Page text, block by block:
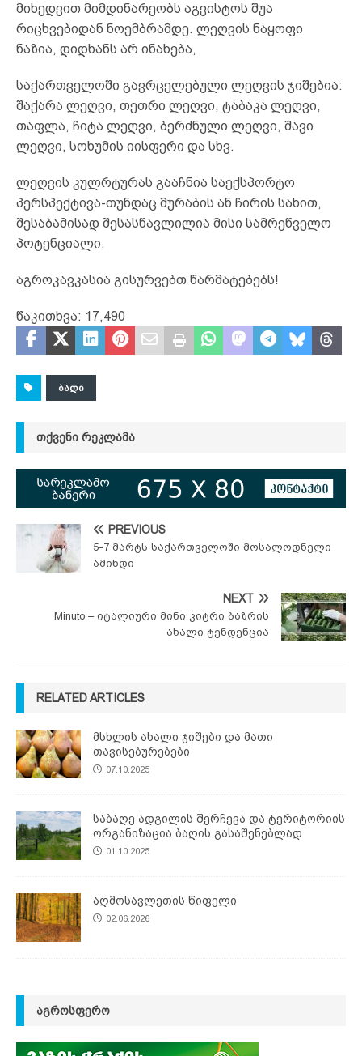
მიხედვით მიმდინარეობს აგვისტოს შუა
რიცხვებიდან ნოემბრამდე. ლეღვის ნაყოფი
ნაზია, დიდხანს არ ინახება,
საქართველოში გავრცელებული ლეღვის ჯიშებია:
შაქარა ლეღვი, თეთრი ლეღვი, ტაბაკა ლეღვი,
თაფლა, ჩიტა ლეღვი, ბერძნული ლეღვი, შავი
ლეღვი, სოხუმის იისფერი და სხვ.
ლეღვის კულრტურას გააჩნია საექსპორტო
პერსპექტივა-თუნდაც მურაბის ან ჩირის სახით,
შესაბამისად შესასწავლილია მისი სამრეწველო
პოტენციალი.
აგროკავკასია გისურვებთ წარმატებებს!
წაკითხვა: 17,490
ᲑᲐᲦᲘ
ᲗᲥᲕᲔᲜᲘ ᲠᲔᲙᲚᲐᲛᲐ
PREVIOUS
5-7 მარტს საქართველოში მოსალოდნელი
ამინდი
NEXT
Minuto – იტალიური მინი კიტრი ბაზრის
ახალი ტენდენცია
RELATED ARTICLES
მსხლის ახალი ჯიშები და მათი
თავისებურებები
07.10.2025
საბაღე ადგილის შერჩევა და ტერიტორიის
ორგანიზაცია ბაღის გასაშენებლად
01.10.2025
აღმოსავლეთის წიფელი
02.06.2026
ᲐᲒᲠᲝᲡᲤᲔᲠᲝ